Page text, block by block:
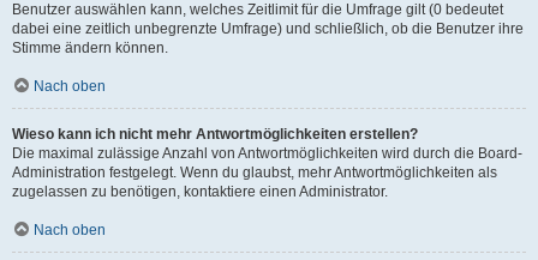
Benutzer auswählen kann, welches Zeitlimit für die Umfrage gilt (0 bedeutet
dabei eine zeitlich unbegrenzte Umfrage) und schließlich, ob die Benutzer ihre
Stimme ändern können.
Nach oben
Wieso kann ich nicht mehr Antwortmöglichkeiten erstellen?
Die maximal zulässige Anzahl von Antwortmöglichkeiten wird durch die Board-
Administration festgelegt. Wenn du glaubst, mehr Antwortmöglichkeiten als
zugelassen zu benötigen, kontaktiere einen Administrator.
Nach oben